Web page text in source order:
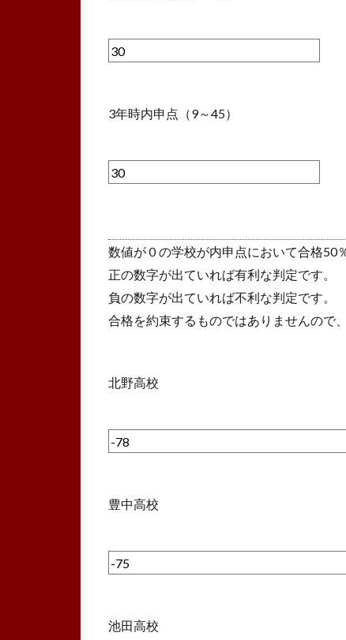
3年時内申点（9～45）
数値が０の学校が内申点において合格50
正の数字が出ていれば有利な判定です。
負の数字が出ていれば不利な判定です。
合格を約束するものではありませんので
北野高校
豊中高校
池田高校